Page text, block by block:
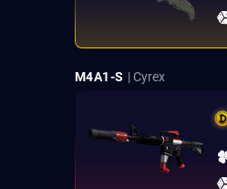
M4A1-S | Cyrex